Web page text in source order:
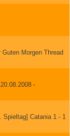
Guten Morgen Thread
-
Spieltag] Catania 1 - 1